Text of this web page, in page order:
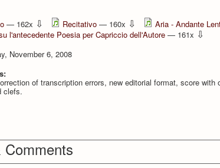
— 162x ⇩ Recitativo — 160x ⇩ Aria - Andante
l'antecedente Poesia per Capriccio dell'Autore — 161x ⇩
November 6, 2008
of transcription errors, new editorial format, score with
clefs.
Comments